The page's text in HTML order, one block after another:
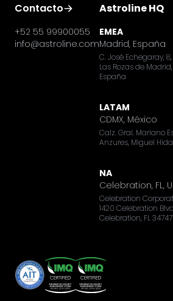
Contacto
+52 55 99900055
info@astroline.com
Astroline HQ
EMEA
Madrid, España
C. José Echegaray,
Las Rozas de
España
LATAM
CDMX, México
Calz. Gral. Mariano
Anzures, Miguel
NA
Celebration, FL,
Celebration
1420 Celebration
Celebration, FL 34747